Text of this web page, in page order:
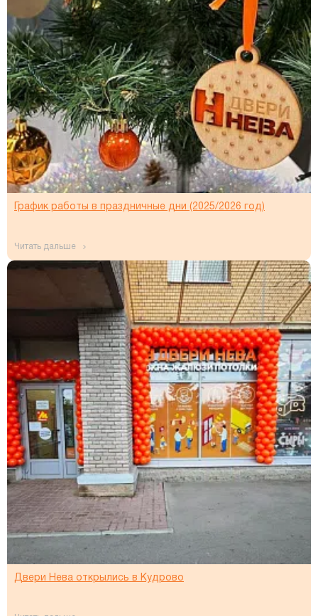
График работы в праздничные дни (2025/2026 год)
читать дальше
Двери Нева открылись в Кудрово